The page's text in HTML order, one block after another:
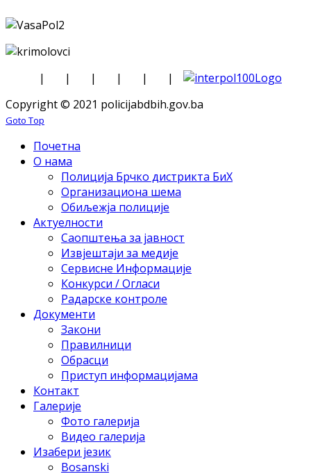
| | | | |
|
Copyright © 2021 policijabdbih.gov.ba
Goto Top
Почетна
О нама
Полиција Брчко дистрикта БиХ
Организациона шема
Обиљежја полиције
Актуелности
Саопштења за јавност
Извјештаји за медије
Сервисне Информације
Конкурси / Огласи
Радарске контроле
Документи
Закони
Правилници
Обрасци
Приступ информацијама
Контакт
Галерије
Фото галерија
Видео галерија
Изабери језик
Bosanski